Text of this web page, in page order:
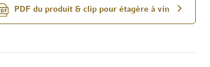
PDF du produit & clip pour étagère à vin